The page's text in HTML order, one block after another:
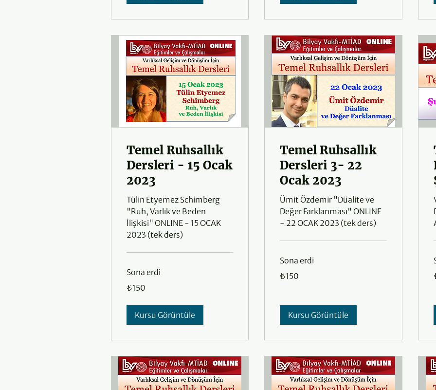
Temel Ruhsallık
Dersleri - 15 Ocak
2023
Tülin Etyemez Schimberg
"Ruh, Varlık ve Beden
İlişkisi" ONLINE - 15 OCAK
2023 (tek ders)
Sona erdi
Türk
₺150
Kursu Görüntüle
Temel Ruhsallık
Dersleri 3- 22
Ocak 2023
Ümit Özdemir "Düalite ve
Değer Farklanması" ONLINE
- 22 OCAK 2023 (tek ders)
Sona erdi
Türk
₺150
Kursu Görüntüle